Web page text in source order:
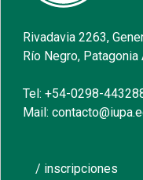
Rivadavia 2263,
Río Negro, Patagonia
Tel: +54-0298-
Mail:
/ inscripciones